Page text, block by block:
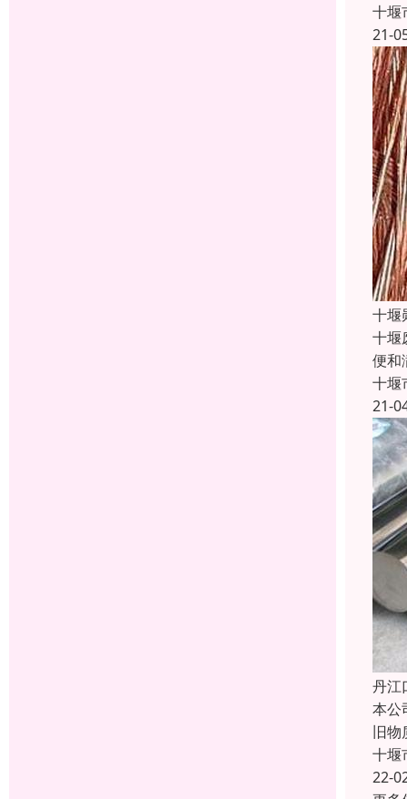
十堰
21-
十堰
十堰
便和
十堰
21-
丹江
本公
旧物
十堰
22-